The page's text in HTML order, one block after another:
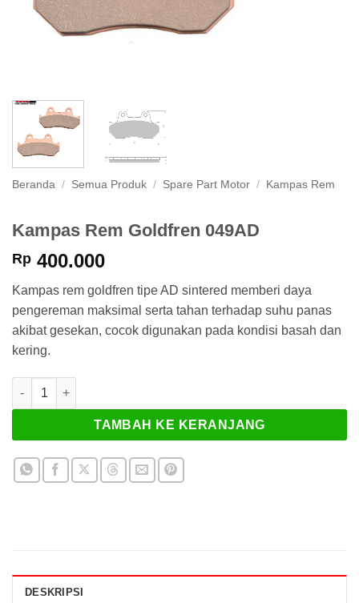
Beranda / Semua Produk / Spare Part Motor / Kampas Rem
Kampas Rem Goldfren 049AD
Rp 400.000
Kampas rem goldfren tipe AD sintered memberi daya
pengereman maksimal serta tahan terhadap suhu panas
akibat gesekan, cocok digunakan pada kondisi basah dan
kering.
Kuantitas Kampas Rem Goldfren 049AD
TAMBAH KE KERANJANG
DESKRIPSI